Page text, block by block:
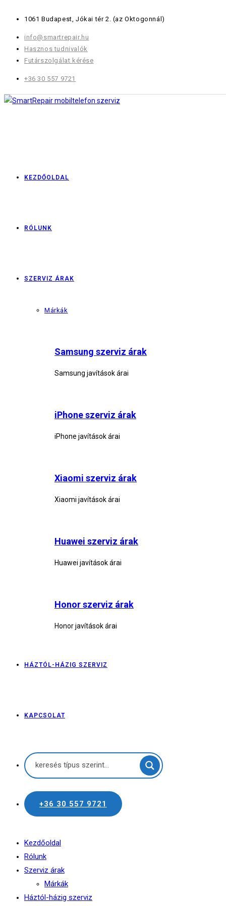
content
1061 Budapest, Jókai tér 2. (az Oktogonnál)
info@smartrepair.hu
Hasznos tudnivalók
Futárszolgálat kérése
+36 30 557 9721
KEZDŐOLDAL
RÓLUNK
SZERVIZ ÁRAK
Márkák
Samsung szerviz árak
Samsung javítások árai
iPhone szerviz árak
iPhone javítások árai
Xiaomi szerviz árak
Xiaomi javítások árai
Huawei szerviz árak
Huawei javítások árai
Honor szerviz árak
Honor javítások árai
HÁZTÓL-HÁZIG SZERVIZ
KAPCSOLAT
+36 30 557 9721
Kezdőoldal
Rólunk
Szerviz árak
Márkák
Háztól-házig szerviz